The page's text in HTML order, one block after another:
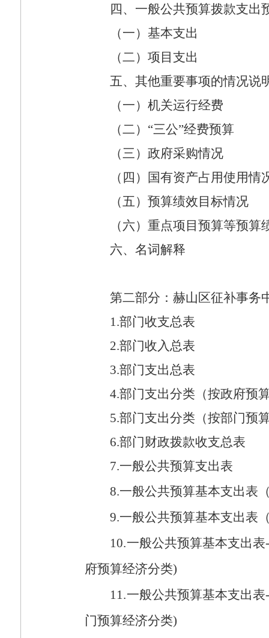
四、一般公共预算拨款支出
（一）基本支出
（二）项目支出
五、其他重要事项的情况说
（一）机关运行经费
（二）“三公”经费预算
（三）政府采购情况
（四）国有资产占用使用情
（五）预算绩效目标情况
（六）重点项目预算等预算
六、名词解释
第二部分：赫山区征补事务
1.部门收支总表
2.部门收入总表
3.部门支出总表
4.部门支出分类（按政府预
5.部门支出分类（按部门预
6.部门财政拨款收支总表
7.一般公共预算支出表
8.一般公共预算基本支出表
9.一般公共预算基本支出表
10.一般公共预算基本支出表
府预算经济分类)
11.一般公共预算基本支出表
门预算经济分类)